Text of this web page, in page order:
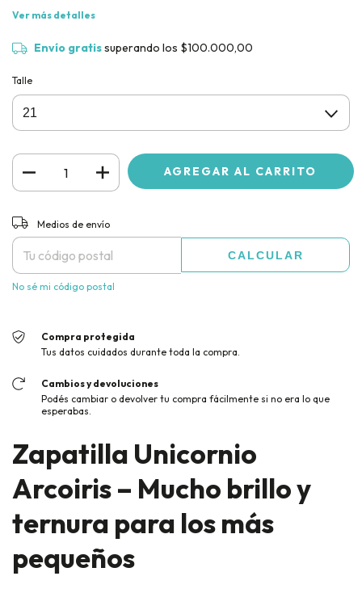
Ver más detalles
Envío gratissuperando los $100.000,00
Talle
Entregas para el CP:
Medios de envío
CALCULAR
No sé mi código postal
Compra protegida
Tus datos cuidados durante toda la compra.
Cambios y devoluciones
Podés cambiar o devolver tu compra fácilmente si no era lo que
esperabas.
Zapatilla Unicornio
Arcoiris – Mucho brillo y
ternura para los más
pequeños